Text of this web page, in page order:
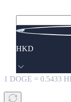
HKD
1 DOGE = 0.5433